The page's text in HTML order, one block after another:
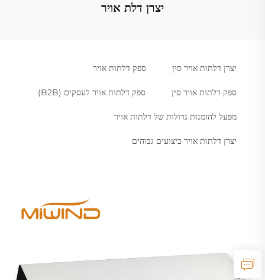
יצרן דלת אויר
יצרן דלתות אויר סין ספק דלתות אויר
ספק דלתות אויר סין ספק דלתות אויר לעסקים (B2B)
מפעל להזמנות גדולות של דלתות אויר
יצרן דלתות אויר ביצועים גבוהים